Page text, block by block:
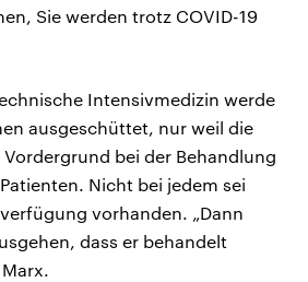
Sie werden trotz COVID-19
Intensivmedizin werde
ausgeschüttet, nur weil die
Vordergrund bei der Behandlung
Nicht bei jedem sei
vorhanden. „Dann
dass er behandelt